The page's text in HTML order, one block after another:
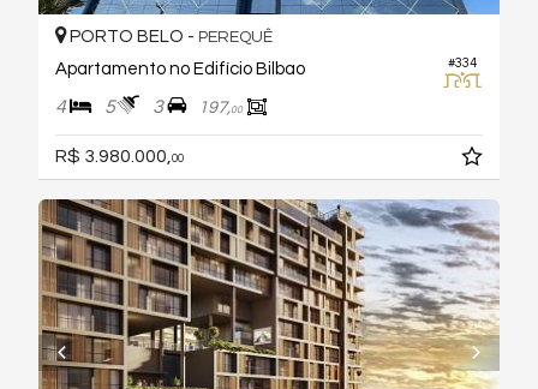
#334
PORTO BELO - PEREQUÊ
Apartamento no Edifício Bilbao
4 5 3 197,00
R$ 3.980.000, 00